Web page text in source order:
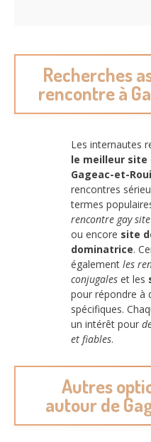
Recherches
rencontre à
Les internautes
le meilleur site
Gageac-et-
rencontres
termes
rencontre gay
ou encore site
dominatrice.
également les
conjugales et les
pour répondre à
spécifiques.
un intérêt pour
et fiables.
Autres
autour de